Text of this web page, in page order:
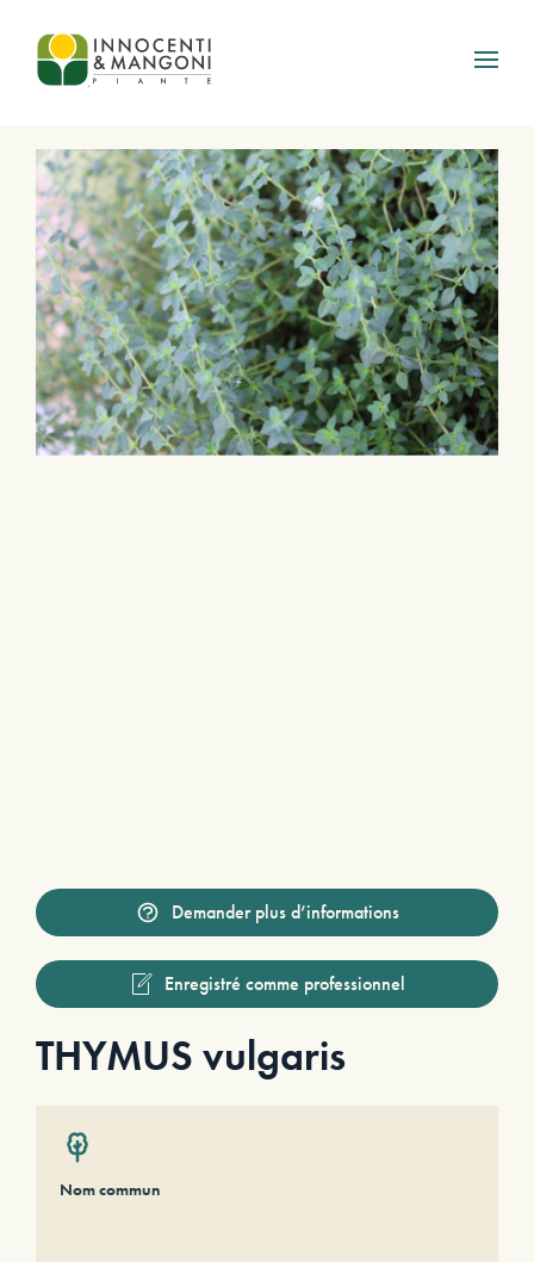
Skip to main content
Demander plus d’informations
Enregistré comme professionnel
THYMUS vulgaris
Nom commun